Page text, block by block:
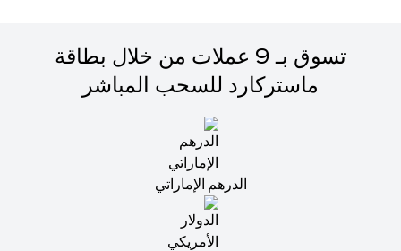
تسوق بـ 9 عملات من خلال بطاقة
ماستركارد للسحب المباشر
الدرهم الإماراتي